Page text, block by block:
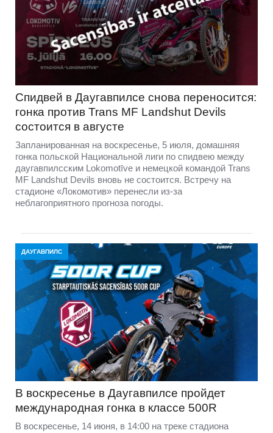
Спидвей в Даугавпилсе снова переносится:
гонка против Trans MF Landshut Devils
состоится в августе
Запланированная на воскресенье, 5 июля, домашняя
гонка польской Национальной лиги по спидвею между
даугавпилсским Lokomotīve и немецкой командой Trans
MF Landshut Devils вновь не состоится. Встречу на
стадионе «Локомотив» перенесли из-за
неблагоприятного прогноза погоды.
ДАУГАВПИЛС
В воскресенье в Даугавпилсе пройдет
международная гонка в классе 500R
В воскресенье, 14 июня, в 14:00 на треке стадиона